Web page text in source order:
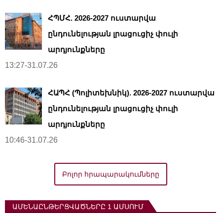
ՀՊՄՀ. 2026-2027 ուստարվա
ընդունելության լրացուցիչ փուլի
արդյունքները
13:27-31.07.26
ՀԱՊՀ (Պոլիտեխնիկ). 2026-2027 ուստարվա
ընդունելության լրացուցիչ փուլի
արդյունքները
10:46-31.07.26
Բոլոր հրապարակումները
ԱՄԵՆԱԸՆԹԵՐՑՎԱԾՆԵՐԸ 1 ԱՄՍՈՒՄ